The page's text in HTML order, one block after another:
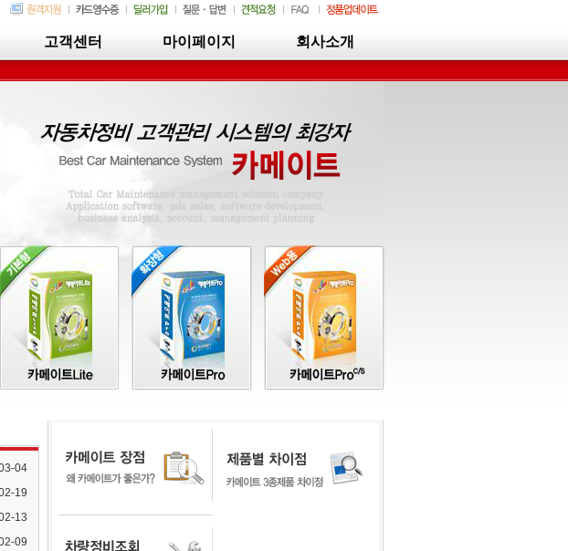
고객센터 마이페이지 회사소개
04
19
13
09